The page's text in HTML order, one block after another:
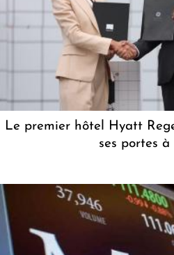
Le premier hôtel Hyatt
ses portes